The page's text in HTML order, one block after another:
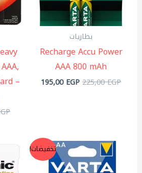
بطاريات
Recharge Accu Power
AAA 800 mAh
225,00EGP
195,00EGP
–
تخفيضات! السعر
الأصلي
هو:
السعر
الحالي
هو: